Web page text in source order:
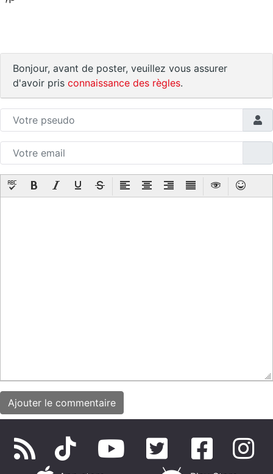
Bonjour, avant de poster, veuillez vous assurer
d'avoir pris connaissance des règles.